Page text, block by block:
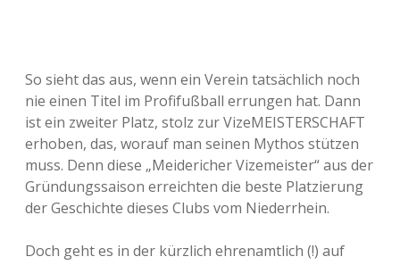
So sieht das aus, wenn ein Verein tatsächlich noch
nie einen Titel im Profifußball errungen hat. Dann
ist ein zweiter Platz, stolz zur VizeMEISTERSCHAFT
erhoben, das, worauf man seinen Mythos stützen
muss. Denn diese „Meidericher Vizemeister“ aus der
Gründungssaison erreichten die beste Platzierung
der Geschichte dieses Clubs vom Niederrhein.
Doch geht es in der kürzlich ehrenamtlich (!) auf